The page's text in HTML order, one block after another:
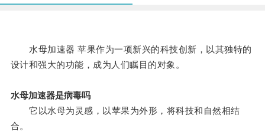
水母加速器 苹果作为一项新兴的科技创新，以其独特的
设计和强大的功能，成为人们瞩目的对象。
水母加速器是病毒吗
它以水母为灵感，以苹果为外形，将科技和自然相结
合。